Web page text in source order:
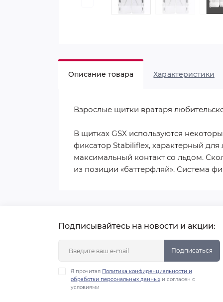
Описание товара Характеристики
Взрослые щитки вратаря
В щитках GSX используются
фиксатор Stabiliflex, характерный
максимальный контакт со льдом.
из позиции «баттерфляй». Система
Подписывайтесь на новости и акции:
Подписаться
Я прочитал Политика конфиденциальности и
обработки персональных данных и согласен с
условиями